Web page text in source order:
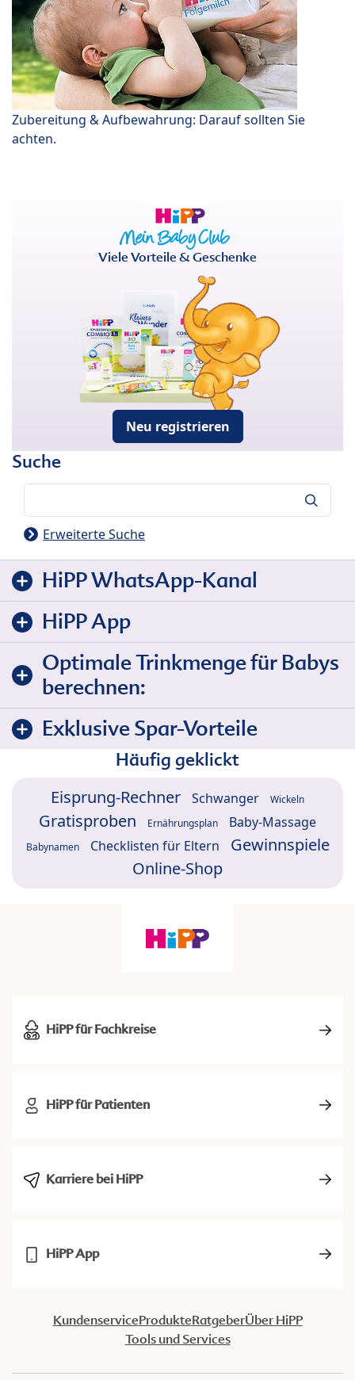
Zubereitung & Aufbewahrung: Darauf sollten Sie
achten.
Viele Vorteile & Geschenke
Neu registrieren
Suche
Erweiterte Suche
HiPP WhatsApp-Kanal
HiPP App
Optimale Trinkmenge für Babys
berechnen:
Exklusive Spar-Vorteile
Häufig geklickt
Eisprung-Rechner Schwanger Wickeln
Gratisproben Ernährungsplan Baby-Massage
Babynamen Checklisten für Eltern
Gewinnspiele
Online-Shop
HiPP für Fachkreise
HiPP für Patienten
Karriere bei HiPP
HiPP App
KundenserviceProdukteRatgeberÜber HiPP
Tools und Services